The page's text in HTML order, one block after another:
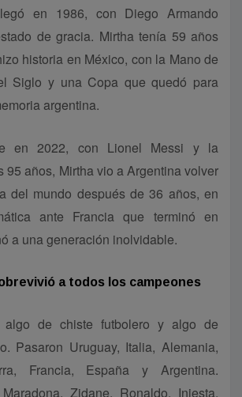
en 1986, con Diego Armando
de gracia. Mirtha tenía 59 años
historia en México, con la Mano de
Siglo y una Copa que quedó para
argentina.
en 2022, con Lionel Messi y la
95 años, Mirtha vio a Argentina volver
del mundo después de 36 años, en
ante Francia que terminó en
a una generación inolvidable.
a todos los campeones
de chiste futbolero y algo de
Pasaron Uruguay, Italia, Alemania,
Francia, España y Argentina.
Zidane, Ronaldo, Iniesta,